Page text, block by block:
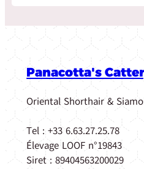
Panacotta's
Oriental Shorthair &
Tel : +33 6.63.27.25.78
Élevage LOOF n°19843
Siret : 89404563200029